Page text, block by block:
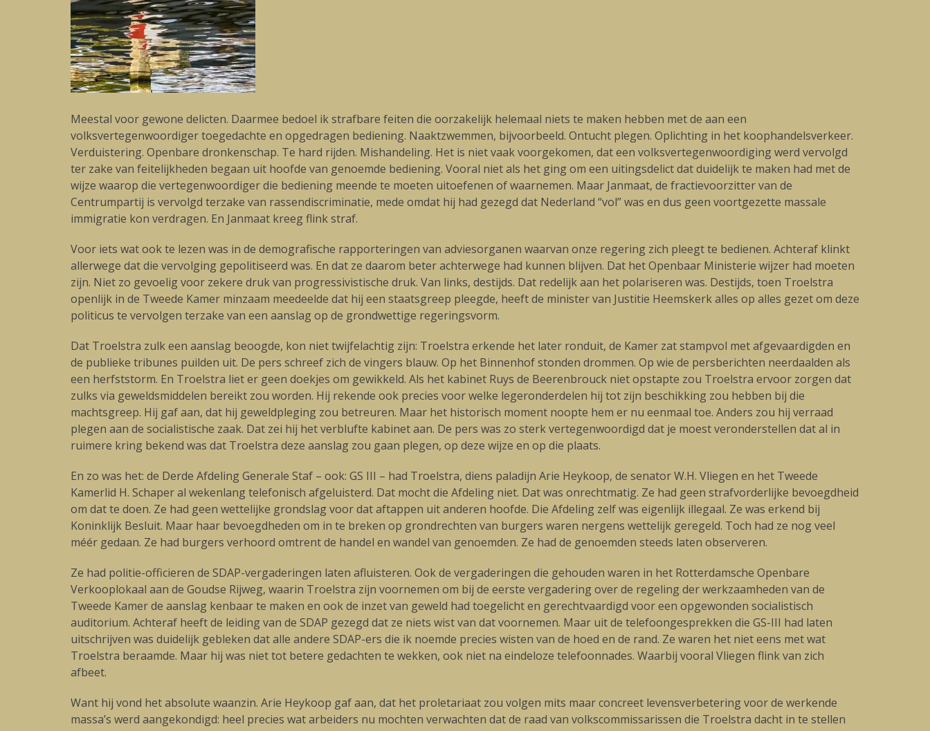
Meestal voor gewone delicten. Daarmee bedoel ik strafbare feiten die oorzakelijk helemaal niets te maken hebben met de aan een
volksvertegenwoordiger toegedachte en opgedragen bediening. Naaktzwemmen, bijvoorbeeld. Ontucht plegen. Oplichting in het koophandelsverkeer.
Verduistering. Openbare dronkenschap. Te hard rijden. Mishandeling. Het is niet vaak voorgekomen, dat een volksvertegenwoordiging werd vervolgd
ter zake van feitelijkheden begaan uit hoofde van genoemde bediening. Vooral niet als het ging om een uitingsdelict dat duidelijk te maken had met de
wijze waarop die vertegenwoordiger die bediening meende te moeten uitoefenen of waarnemen. Maar Janmaat, de fractievoorzitter van de
Centrumpartij is vervolgd terzake van rassendiscriminatie, mede omdat hij had gezegd dat Nederland “vol” was en dus geen voortgezette massale
immigratie kon verdragen. En Janmaat kreeg flink straf.
Voor iets wat ook te lezen was in de demografische rapporteringen van adviesorganen waarvan onze regering zich pleegt te bedienen. Achteraf klinkt
allerwege dat die vervolging gepolitiseerd was. En dat ze daarom beter achterwege had kunnen blijven. Dat het Openbaar Ministerie wijzer had moeten
zijn. Niet zo gevoelig voor zekere druk van progressivistische druk. Van links, destijds. Dat redelijk aan het polariseren was. Destijds, toen Troelstra
openlijk in de Tweede Kamer minzaam meedeelde dat hij een staatsgreep pleegde, heeft de minister van Justitie Heemskerk alles op alles gezet om deze
politicus te vervolgen terzake van een aanslag op de grondwettige regeringsvorm.
Dat Troelstra zulk een aanslag beoogde, kon niet twijfelachtig zijn: Troelstra erkende het later ronduit, de Kamer zat stampvol met afgevaardigden en
de publieke tribunes puilden uit. De pers schreef zich de vingers blauw. Op het Binnenhof stonden drommen. Op wie de persberichten neerdaalden als
een herfststorm. En Troelstra liet er geen doekjes om gewikkeld. Als het kabinet Ruys de Beerenbrouck niet opstapte zou Troelstra ervoor zorgen dat
zulks via geweldsmiddelen bereikt zou worden. Hij rekende ook precies voor welke legeronderdelen hij tot zijn beschikking zou hebben bij die
machtsgreep. Hij gaf aan, dat hij geweldpleging zou betreuren. Maar het historisch moment noopte hem er nu eenmaal toe. Anders zou hij verraad
plegen aan de socialistische zaak. Dat zei hij het verblufte kabinet aan. De pers was zo sterk vertegenwoordigd dat je moest veronderstellen dat al in
ruimere kring bekend was dat Troelstra deze aanslag zou gaan plegen, op deze wijze en op die plaats.
En zo was het: de Derde Afdeling Generale Staf – ook: GS III – had Troelstra, diens paladijn Arie Heykoop, de senator W.H. Vliegen en het Tweede
Kamerlid H. Schaper al wekenlang telefonisch afgeluisterd. Dat mocht die Afdeling niet. Dat was onrechtmatig. Ze had geen strafvorderlijke bevoegdheid
om dat te doen. Ze had geen wettelijke grondslag voor dat aftappen uit anderen hoofde. Die Afdeling zelf was eigenlijk illegaal. Ze was erkend bij
Koninklijk Besluit. Maar haar bevoegdheden om in te breken op grondrechten van burgers waren nergens wettelijk geregeld. Toch had ze nog veel
méér gedaan. Ze had burgers verhoord omtrent de handel en wandel van genoemden. Ze had de genoemden steeds laten observeren.
Ze had politie-officieren de SDAP-vergaderingen laten afluisteren. Ook de vergaderingen die gehouden waren in het Rotterdamsche Openbare
Verkooplokaal aan de Goudse Rijweg, waarin Troelstra zijn voornemen om bij de eerste vergadering over de regeling der werkzaamheden van de
Tweede Kamer de aanslag kenbaar te maken en ook de inzet van geweld had toegelicht en gerechtvaardigd voor een opgewonden socialistisch
auditorium. Achteraf heeft de leiding van de SDAP gezegd dat ze niets wist van dat voornemen. Maar uit de telefoongesprekken die GS-III had laten
uitschrijven was duidelijk gebleken dat alle andere SDAP-ers die ik noemde precies wisten van de hoed en de rand. Ze waren het niet eens met wat
Troelstra beraamde. Maar hij was niet tot betere gedachten te wekken, ook niet na eindeloze telefoonnades. Waarbij vooral Vliegen flink van zich
afbeet.
Want hij vond het absolute waanzin. Arie Heykoop gaf aan, dat het proletariaat zou volgen mits maar concreet levensverbetering voor de werkende
massa’s werd aangekondigd: heel precies wat arbeiders nu mochten verwachten dat de raad van volkscommissarissen die Troelstra dacht in te stellen